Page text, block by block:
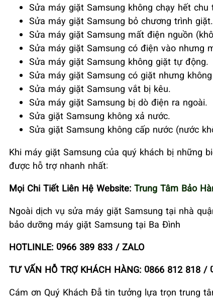
Sửa máy giặt Samsung không chạy hết chu
Sửa máy giặt Samsung bỏ chương trình giặt.
Sửa máy giặt Samsung mất điện nguồn
Sửa máy giặt Samsung có điện vào nhưng
Sửa máy giặt Samsung không giặt tự động.
Sửa máy giặt Samsung có giặt nhưng
Sửa máy giặt Samsung vắt bị kêu.
Sửa máy giặt Samsung bị dò điện ra ngoài.
Sửa giặt Samsung không xả nước.
Sửa giặt Samsung không cấp nước (nước
Khi máy giặt Samsung của quý khách bị những
được hỗ trợ nhanh nhất:
Mọi Chi Tiết Liên Hệ Website: Trung Tâm Bảo
Ngoài dịch vụ sửa máy giặt Samsung tại nhà
bảo dưỡng máy giặt Samsung tại Ba Đình
HOTLINLE: 0966 389 833 / ZALO
TƯ VẤN HỖ TRỢ KHÁCH HÀNG: 0866 812 818 /
Cám ơn Quý Khách Đẫ tin tưởng lựa trọn trung